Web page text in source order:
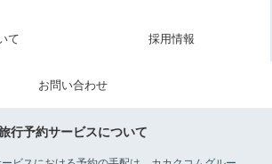
て 採用情報
お問い合わせ
行予約サービスについて